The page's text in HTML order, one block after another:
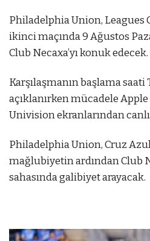
Philadelphia Union, Leagues
ikinci maçında 9 Ağustos
Club Necaxa’yı konuk edecek.
Karşılaşmanın başlama saati
açıklanırken mücadele Apple
Univision ekranlarından
Philadelphia Union, Cruz Azul
mağlubiyetin ardından Club
sahasında galibiyet arayacak.